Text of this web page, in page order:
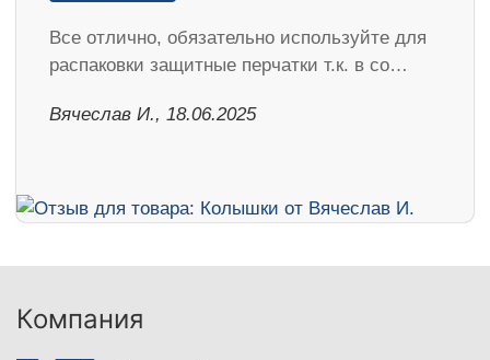
Все отлично, обязательно используйте для
распаковки защитные перчатки т.к. в со…
Вячеслав И., 18.06.2025
Компания